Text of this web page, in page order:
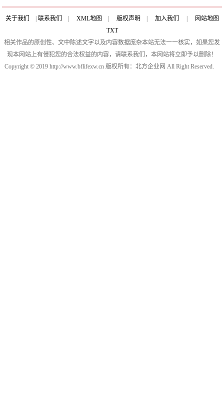
关于我们 联系我们 XML地图 版权声明 加入我们
网站地图
TXT
相关作品的原创性、文中陈述文字以及内容数据庞杂本站无法一一核实，如果您发
现本网站上有侵犯您的合法权益的内容，请联系我们，本网站将立即予以删除！
Copyright © 2019 http://www.bflifexw.cn 版权所有：北方企业网 All Right Reserved.